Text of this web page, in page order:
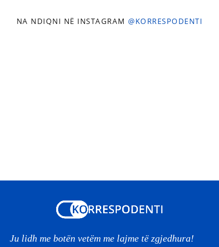
NA NDIQNI NË INSTAGRAM @KORRESPODENTI
Ju lidh me botën vetëm me lajme të zgjedhura!